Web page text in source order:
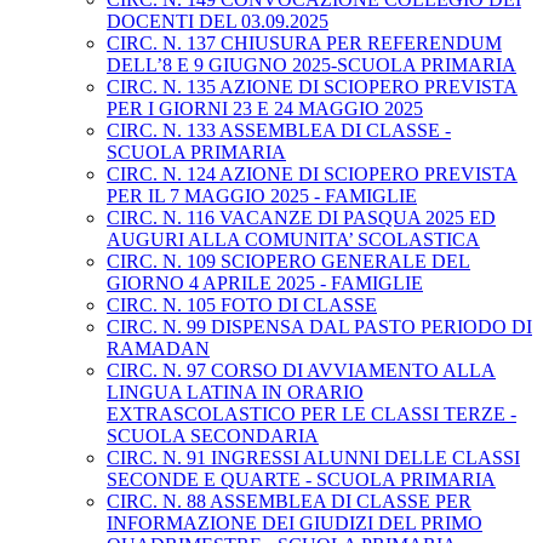
DOCENTI DEL 03.09.2025
CIRC. N. 137 CHIUSURA PER REFERENDUM
DELL’8 E 9 GIUGNO 2025-SCUOLA PRIMARIA
CIRC. N. 135 AZIONE DI SCIOPERO PREVISTA
PER I GIORNI 23 E 24 MAGGIO 2025
CIRC. N. 133 ASSEMBLEA DI CLASSE -
SCUOLA PRIMARIA
CIRC. N. 124 AZIONE DI SCIOPERO PREVISTA
PER IL 7 MAGGIO 2025 - FAMIGLIE
CIRC. N. 116 VACANZE DI PASQUA 2025 ED
AUGURI ALLA COMUNITA’ SCOLASTICA
CIRC. N. 109 SCIOPERO GENERALE DEL
GIORNO 4 APRILE 2025 - FAMIGLIE
CIRC. N. 105 FOTO DI CLASSE
CIRC. N. 99 DISPENSA DAL PASTO PERIODO DI
RAMADAN
CIRC. N. 97 CORSO DI AVVIAMENTO ALLA
LINGUA LATINA IN ORARIO
EXTRASCOLASTICO PER LE CLASSI TERZE -
SCUOLA SECONDARIA
CIRC. N. 91 INGRESSI ALUNNI DELLE CLASSI
SECONDE E QUARTE - SCUOLA PRIMARIA
CIRC. N. 88 ASSEMBLEA DI CLASSE PER
INFORMAZIONE DEI GIUDIZI DEL PRIMO